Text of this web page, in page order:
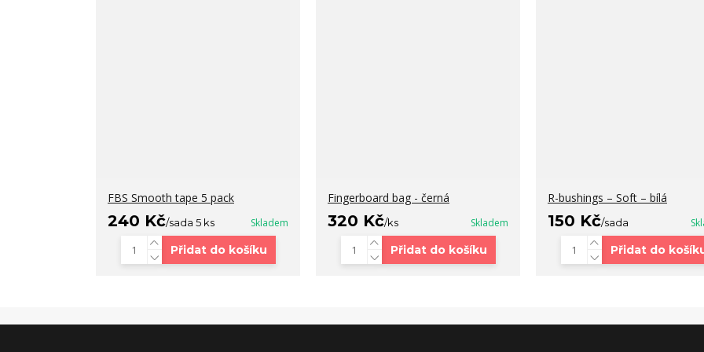
FBS Smooth tape 5 pack
240 Kč/sada 5 ks Skladem
Přidat do košíku
Fingerboard bag - černá
320 Kč/ks Skladem
Přidat do košíku
R-bushings – Soft – bílá
150 Kč/sada
Přidat do